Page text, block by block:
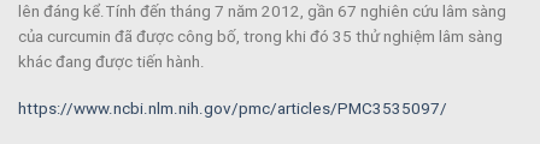
lên đáng kể.Tính đến tháng 7 năm 2012, gần 67 nghiên cứu lâm sàng
của curcumin đã được công bố, trong khi đó 35 thử nghiệm lâm sàng
khác đang được tiến hành.
https://www.ncbi.nlm.nih.gov/pmc/articles/PMC3535097/